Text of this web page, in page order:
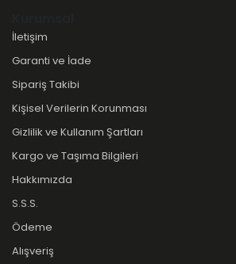
İletişim
Garanti ve İade
Sipariş Takibi
Kişisel Verilerin Korunması
Gizlilik ve Kullanım Şartları
Kargo ve Taşıma Bilgileri
Hakkımızda
S.S.S.
Ödeme
Alışveriş